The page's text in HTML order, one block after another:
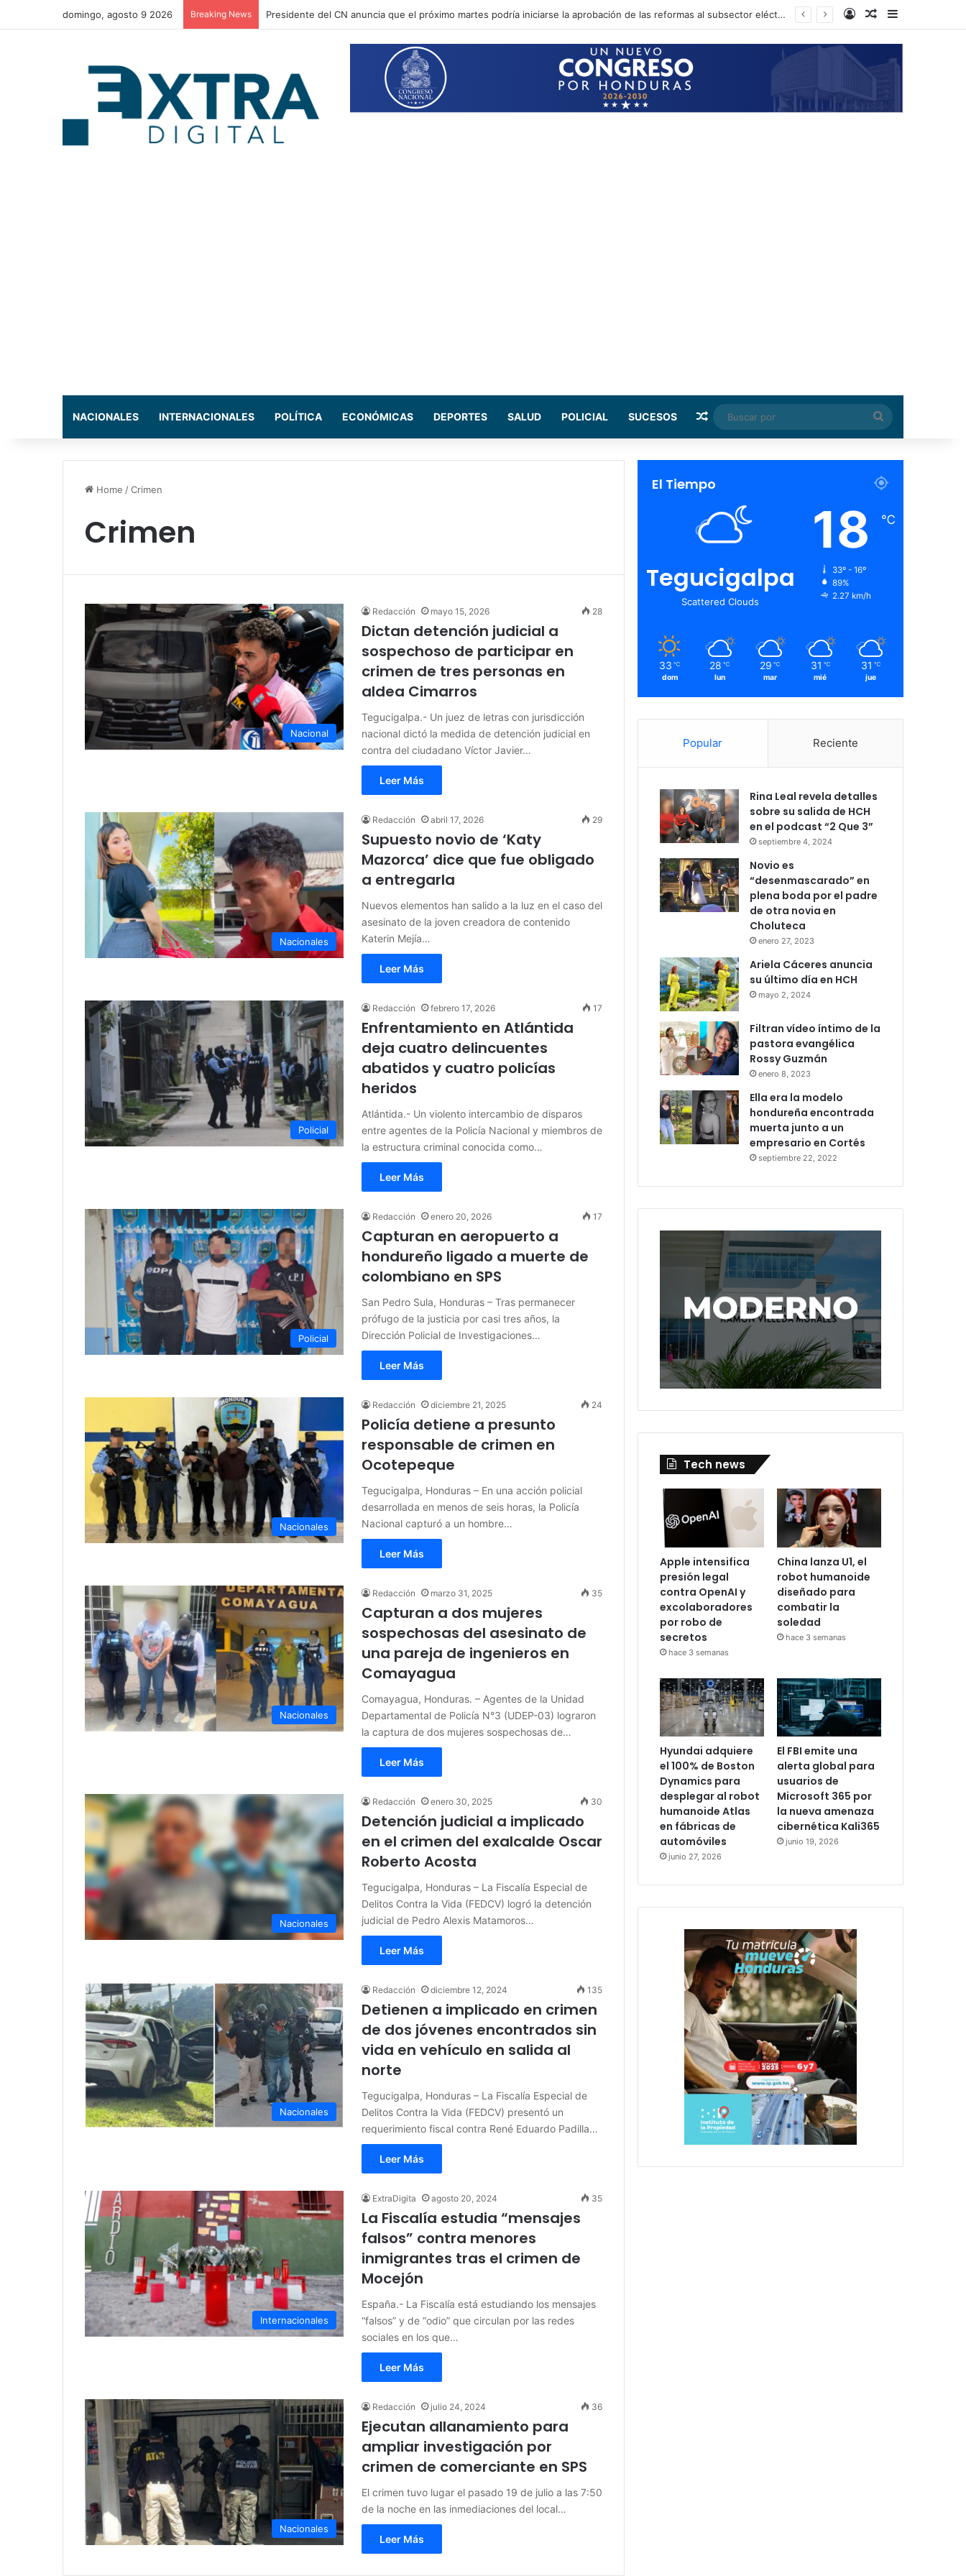
domingo, agosto 9 2026 Breaking News SAR y la AMDC firman convenio de cooperación para el intercambio de información y fortalecimiento tributario Log InRandom Article
NACIONALES INTERNACIONALES POLÍTICA ECONÓMICAS DEPORTES SALUD POLICIAL SUCESOS Random Article
Buscar
por
Home /Crimen
Crimen
Nacional
Redacción mayo 15, 2026 28
Dictan detención judicial a
sospechoso de participar en
crimen de tres personas en
aldea Cimarros
Tegucigalpa.- Un juez de letras con jurisdicción
nacional dictó la medida de detención judicial en
contra del ciudadano Víctor Javier…
Leer Más
Nacionales
Redacción abril 17, 2026 29
Supuesto novio de ‘Katy
Mazorca’ dice que fue obligado
a entregarla
Nuevos elementos han salido a la luz en el caso del
asesinato de la joven creadora de contenido
Katerin Mejía…
Leer Más
Policial
Redacción febrero 17, 2026 17
Enfrentamiento en Atlántida
deja cuatro delincuentes
abatidos y cuatro policías
heridos
Atlántida.- Un violento intercambio de disparos
entre agentes de la Policía Nacional y miembros de
la estructura criminal conocida como…
Leer Más
Policial
Redacción enero 20, 2026 17
Capturan en aeropuerto a
hondureño ligado a muerte de
colombiano en SPS
San Pedro Sula, Honduras – Tras permanecer
prófugo de la justicia por casi tres años, la
Dirección Policial de Investigaciones…
Leer Más
Nacionales
Redacción diciembre 21, 2025 24
Policía detiene a presunto
responsable de crimen en
Ocotepeque
Tegucigalpa, Honduras – En una acción policial
desarrollada en menos de seis horas, la Policía
Nacional capturó a un hombre…
Leer Más
Nacionales
Redacción marzo 31, 2025 35
Capturan a dos mujeres
sospechosas del asesinato de
una pareja de ingenieros en
Comayagua
Comayagua, Honduras. – Agentes de la Unidad
Departamental de Policía N°3 (UDEP-03) lograron
la captura de dos mujeres sospechosas de…
Leer Más
Nacionales
Redacción enero 30, 2025 30
Detención judicial a implicado
en el crimen del exalcalde Oscar
Roberto Acosta
Tegucigalpa, Honduras – La Fiscalía Especial de
Delitos Contra la Vida (FEDCV) logró la detención
judicial de Pedro Alexis Matamoros…
Leer Más
Nacionales
Redacción diciembre 12, 2024 135
Detienen a implicado en crimen
de dos jóvenes encontrados sin
vida en vehículo en salida al
norte
Tegucigalpa, Honduras – La Fiscalía Especial de
Delitos Contra la Vida (FEDCV) presentó un
requerimiento fiscal contra René Eduardo Padilla…
Leer Más
Internacionales
ExtraDigita agosto 20, 2024 35
La Fiscalía estudia “mensajes
falsos” contra menores
inmigrantes tras el crimen de
Mocejón
España.- La Fiscalía está estudiando los mensajes
“falsos” y de “odio” que circulan por las redes
sociales en los que…
Leer Más
Nacionales
Redacción julio 24, 2024 36
Ejecutan allanamiento para
ampliar investigación por
crimen de comerciante en SPS
El crimen tuvo lugar el pasado 19 de julio a las 7:50
de la noche en las inmediaciones del local…
Leer Más
El Tiempo
Tegucigalpa
Scattered Clouds
18 ℃
33º - 16º
89%
2.27 km/h
33 ℃
dom
28 ℃
lun
29 ℃
mar
31 ℃
mié
31 ℃
jue
Popular Reciente
Rina Leal revela detalles
sobre su salida de HCH
en el podcast “2 Que 3”
septiembre 4, 2024
Novio es
“desenmascarado” en
plena boda por el padre
de otra novia en
Choluteca
enero 27, 2023
Ariela Cáceres anuncia
su último día en HCH
mayo 2, 2024
Filtran vídeo íntimo de la
pastora evangélica
Rossy Guzmán
enero 8, 2023
Ella era la modelo
hondureña encontrada
muerta junto a un
empresario en Cortés
septiembre 22, 2022
Tech news
Apple intensifica
presión legal
contra OpenAI y
excolaboradores
por robo de
secretos
hace 3 semanas
China lanza U1, el
robot humanoide
diseñado para
combatir la
soledad
hace 3 semanas
Hyundai adquiere
el 100% de Boston
Dynamics para
desplegar al robot
humanoide Atlas
en fábricas de
automóviles
junio 27, 2026
El FBI emite una
alerta global para
usuarios de
Microsoft 365 por
la nueva amenaza
cibernética Kali365
junio 19, 2026